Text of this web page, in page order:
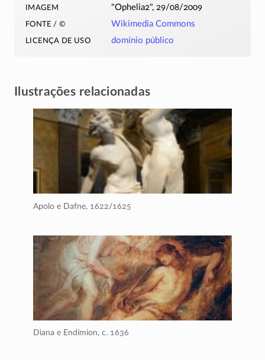
imagem Ophelia2 , 29/08/2009
fonte / © Wikimedia Commons
licença de uso domínio público
Ilustrações relacionadas
Apolo e Dafne, 1622/1625
Diana e Endímion, c. 1636